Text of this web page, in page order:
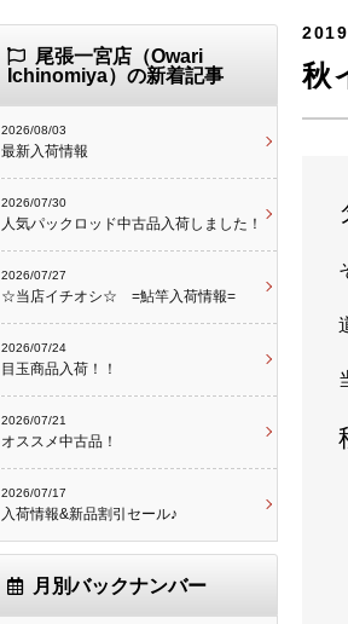
秋
尾張一宮店（Owari
Ichinomiya）の新着記事
2026/08/03
最新入荷情報
2026/07/30
人気パックロッド中古品入荷しました！
2026/07/27
☆当店イチオシ☆ =鮎竿入荷情報=
2026/07/24
目玉商品入荷！！
2026/07/21
オススメ中古品！
2026/07/17
入荷情報&新品割引セール♪
月別バックナンバー